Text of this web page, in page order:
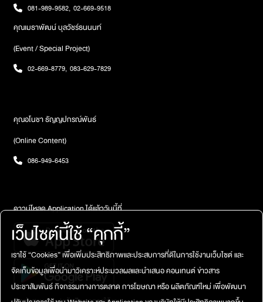
081-989-9582, 02-669-9518
คุณเมธาพัฒน์ บุลวัชร์ธนนนท์
(Event / Special Project)
02-669-8779, 083-629-7829
คุณอโนชา ธัญญปกรณ์พันธ์
(Online Content)
086-949-6453
ดาวน์โหลด Application ได้แล้ววันนี้ที่
เว็บไซต์นี้ใช้ “คุกกี้”
เราใช้ “Cookies” เพื่อเพิ่มประสิทธิภาพและประสบการที่ดีในการใช้งานเว็บไซต์ และ
จัดเก็บข้อมูลเพื่อนำมาวิเคราะห์ประมวลผลและนำเสนอ คอนเทนต์ ข่าวสาร
ประชาสัมพันธ์ กิจกรรมทางการตลาด การโฆษณา หรือ ผลิตภัณฑ์ใหม่ เพื่อพัฒนา